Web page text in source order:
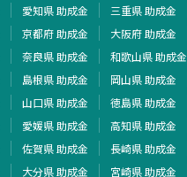
愛知県 助成金
三重県 助成金
京都府 助成金
大阪府 助成金
奈良県 助成金
和歌山県 助成金
島根県 助成金
岡山県 助成金
山口県 助成金
徳島県 助成金
愛媛県 助成金
高知県 助成金
佐賀県 助成金
長崎県 助成金
大分県 助成金
宮崎県 助成金